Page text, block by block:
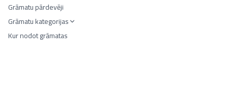
Grāmatu pārdevēji
Grāmatu kategorijas
Kur nodot grāmatas